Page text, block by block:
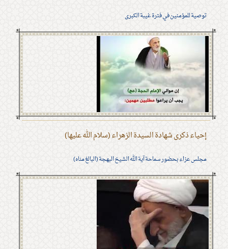
توصية للمؤمنين في فترة غيبة الكبرى
إحياء ذكرى شهادة السيدة الزهراء (سلام الله عليها)
مجلس عزاء بحضور سماحة آية الله الشيخ البهجة (البالغ مناه)